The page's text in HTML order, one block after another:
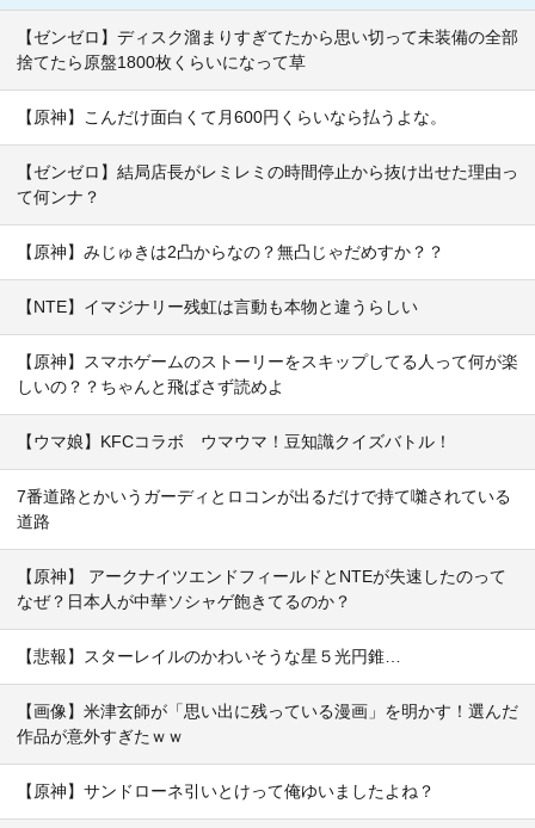
【ゼンゼロ】ディスク溜まりすぎてたから思い切って未装備の全部
捨てたら原盤1800枚くらいになって草
【原神】こんだけ面白くて月600円くらいなら払うよな。
【ゼンゼロ】結局店長がレミレミの時間停止から抜け出せた理由っ
て何ンナ？
【原神】みじゅきは2凸からなの？無凸じゃだめすか？？
【NTE】イマジナリー残虹は言動も本物と違うらしい
【原神】スマホゲームのストーリーをスキップしてる人って何が楽
しいの？？ちゃんと飛ばさず読めよ
【ウマ娘】KFCコラボ ウマウマ！豆知識クイズバトル！
7番道路とかいうガーディとロコンが出るだけで持て囃されている
道路
【原神】 アークナイツエンドフィールドとNTEが失速したのって
なぜ？日本人が中華ソシャゲ飽きてるのか？
【悲報】スターレイルのかわいそうな星５光円錐…
【画像】米津玄師が「思い出に残っている漫画」を明かす！選んだ
作品が意外すぎたｗｗ
【原神】サンドローネ引いとけって俺ゆいましたよね？